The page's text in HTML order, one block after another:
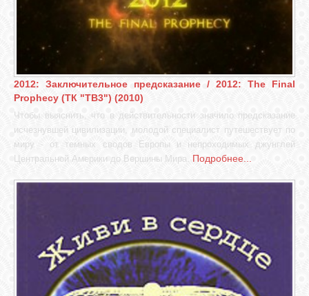
2012: Заключительное предсказание / 2012: The Final
Prophecy (ТК "ТВ3") (2010)
Чтобы выяснить, что в действительности значило предсказание
исчезнувшей цивилизации, молодой специалист путешествует по
миру - от темных сводов Европы и непроходимых джунглей
Центральной Америки до Вершины Мира. Подробнее...